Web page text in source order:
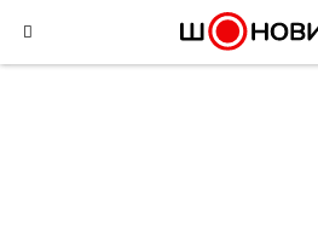
content